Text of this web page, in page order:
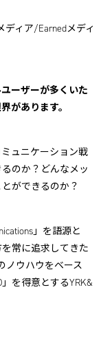
ディア/Earnedメディ
ーザーが多くいた
があります。
ュニケーション戦
のか？どんなメッ
ができるのか？
」を語源と
常に追求してきた
ノウハウをベース
を得意とするYRK&